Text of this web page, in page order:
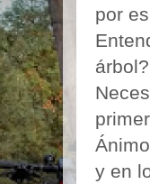
por
árbol?
y en